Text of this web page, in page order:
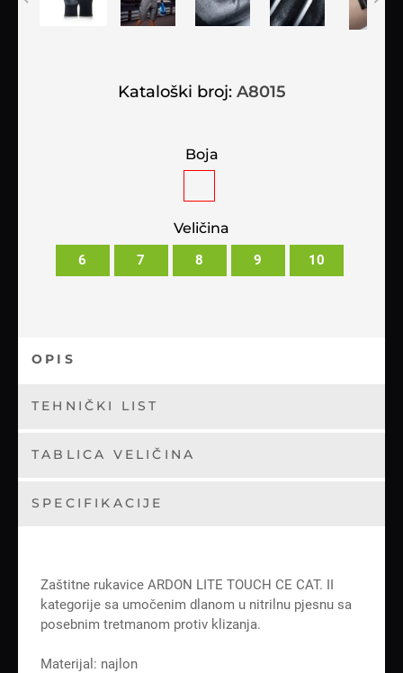
Kataloški broj: A8015
Boja
Veličina
6 7 8 9 10
OPIS
TEHNIČKI LIST
TABLICA VELIČINA
SPECIFIKACIJE
Zaštitne rukavice ARDON LITE TOUCH CE CAT. II
kategorije sa umočenim dlanom u nitrilnu pjesnu sa
posebnim tretmanom protiv klizanja.
Materijal: najlon